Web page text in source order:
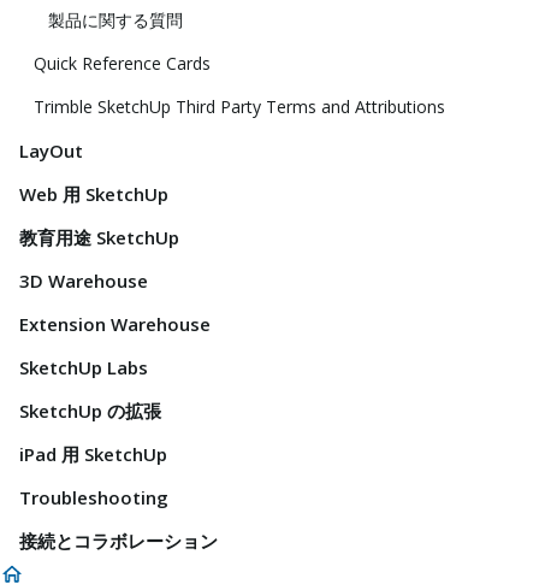
製品に関する質問
Quick Reference Cards
Trimble SketchUp Third Party Terms and Attributions
LayOut
Web 用 SketchUp
教育用途 SketchUp
3D Warehouse
Extension Warehouse
SketchUp Labs
SketchUp の拡張
iPad 用 SketchUp
Troubleshooting
接続とコラボレーション